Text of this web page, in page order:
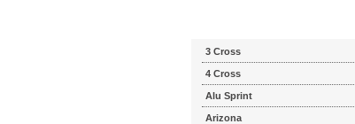
3 Cross
4 Cross
Alu Sprint
Arizona